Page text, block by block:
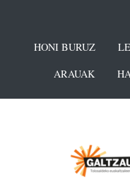
HONI BURUZ
ARAUAK